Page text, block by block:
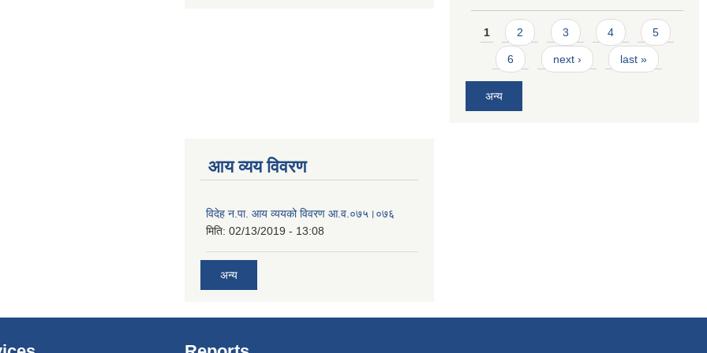
Pages
1 2 3 4 5
6 next › last »
अन्य
आय व्यय विवरण
विदेह न.पा. आय व्ययको विवरण आ.व.०७५।०७६
मिति: 02/13/2019 - 13:08
अन्य